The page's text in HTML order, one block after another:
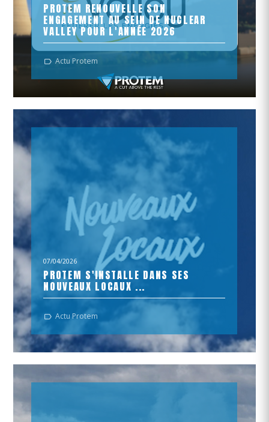
PROTEM RENOUVELLE SON
ENGAGEMENT AU SEIN DE NUCLEAR
VALLEY POUR L'ANNÉE 2026
Le pôle de compétitivité des filières nucléaire et
défense !
Actu Protem
07/04/2026
PROTEM S'INSTALLE DANS SES
NOUVEAUX LOCAUX ...
... pour mieux accompagner vos projets industriels !
Actu Protem